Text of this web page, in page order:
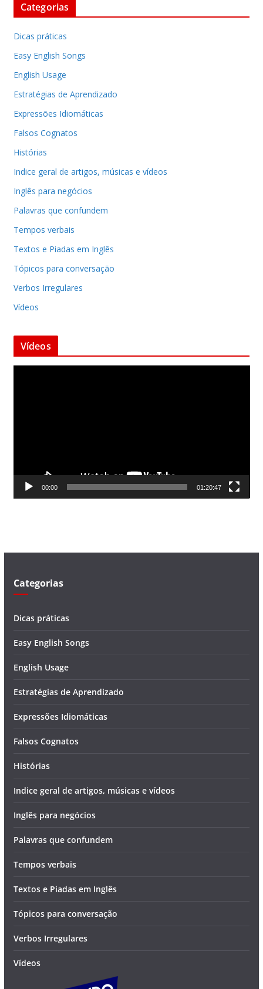
Categorias
Dicas práticas
Easy English Songs
English Usage
Estratégias de Aprendizado
Expressões Idiomáticas
Falsos Cognatos
Histórias
Indice geral de artigos, músicas e vídeos
Inglês para negócios
Palavras que confundem
Tempos verbais
Textos e Piadas em Inglês
Tópicos para conversação
Verbos Irregulares
Vídeos
Vídeos
d
00:00 01:20:47
Categorias
Dicas práticas
Easy English Songs
English Usage
Estratégias de Aprendizado
Expressões Idiomáticas
Falsos Cognatos
Histórias
Indice geral de artigos, músicas e vídeos
Inglês para negócios
Palavras que confundem
Tempos verbais
Textos e Piadas em Inglês
Tópicos para conversação
Verbos Irregulares
Vídeos